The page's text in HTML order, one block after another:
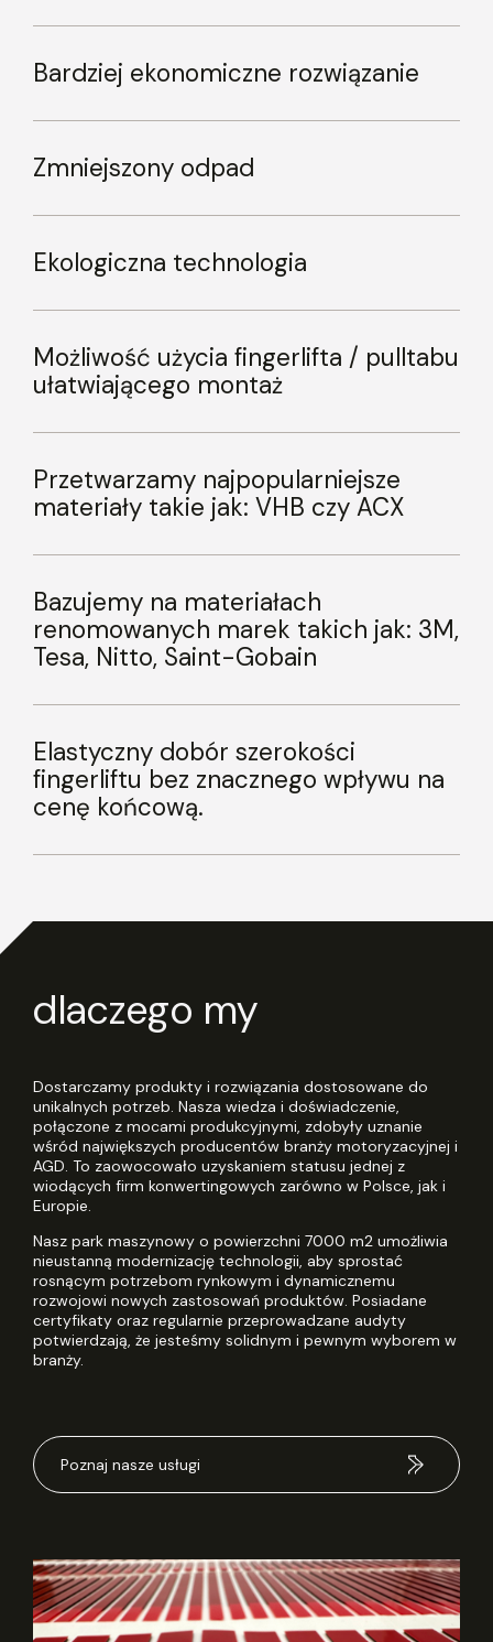
Bardziej ekonomiczne rozwiązanie
Zmniejszony odpad
Ekologiczna technologia
Możliwość użycia fingerlifta / pulltabu
ułatwiającego montaż
Przetwarzamy najpopularniejsze
materiały takie jak: VHB czy ACX
Bazujemy na materiałach
renomowanych marek takich jak: 3M,
Tesa, Nitto, Saint-Gobain
Elastyczny dobór szerokości
fingerliftu bez znacznego wpływu na
cenę końcową.
dlaczego my
Dostarczamy produkty i rozwiązania dostosowane do
unikalnych potrzeb. Nasza wiedza i doświadczenie,
połączone z mocami produkcyjnymi, zdobyły uznanie
wśród największych producentów branży motoryzacyjnej i
AGD. To zaowocowało uzyskaniem statusu jednej z
wiodących firm konwertingowych zarówno w Polsce, jak i
Europie.
Nasz park maszynowy o powierzchni 7000 m2 umożliwia
nieustanną modernizację technologii, aby sprostać
rosnącym potrzebom rynkowym i dynamicznemu
rozwojowi nowych zastosowań produktów. Posiadane
certyfikaty oraz regularnie przeprowadzane audyty
potwierdzają, że jesteśmy solidnym i pewnym wyborem w
branży.
Poznaj nasze usługi